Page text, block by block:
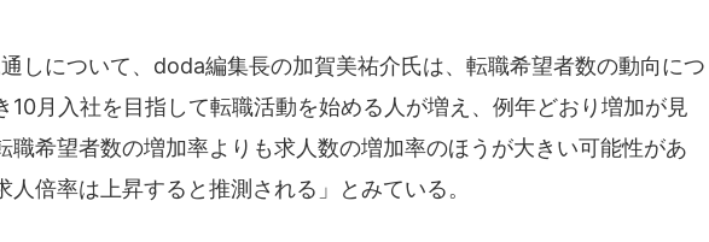
しについて、doda編集長の加賀美祐介氏は、転職希望者数の動向につ
10月入社を目指して転職活動を始める人が増え、例年どおり増加が見
職希望者数の増加率よりも求人数の増加率のほうが大きい可能性があ
人倍率は上昇すると推測される」とみている。